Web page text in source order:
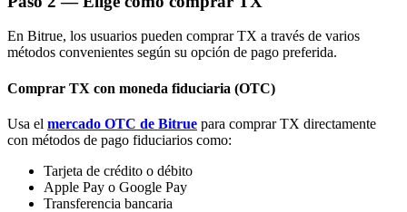
Obtenga más información sobre cómo obtener ingresos pasivos
Bitrue
AI
Bitrue Partners
En Bitrue, los usuarios pueden comprar TX a través de varios
métodos convenientes según su opción de pago preferida.
Comprar TX con moneda fiduciaria (OTC)
Usa el mercado OTC de Bitrue para comprar TX directamente
con métodos de pago fiduciarios como:
Tarjeta de crédito o débito
Apple Pay o Google Pay
Transferencia bancaria